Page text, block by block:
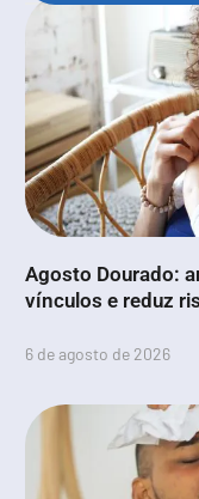
Agosto Dourado:
vínculos e reduz
6 de agosto de 2026